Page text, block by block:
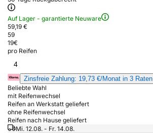
Auf Lager - garantierte Neuware
59,19 €
59
19€
pro Reifen
4
Zinsfreie Zahlung: 19,73 €/Monat in 3 Raten
Beliebte Wahl
mit Reifenwechsel
Reifen an Werkstatt geliefert
ohne Reifenwechsel
Reifen nach Hause geliefert
Mi. 12.08. - Fr. 14.08.